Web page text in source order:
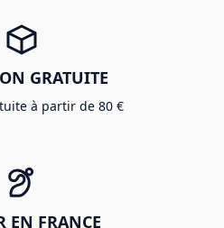
GRATUITE
à partir de 80 €
EN FRANCE